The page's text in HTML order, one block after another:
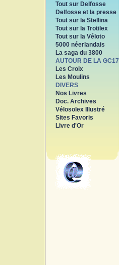
Tout sur Delfosse
Delfosse et la presse
Tout sur la Stellina
Tout sur la Trotilex
Tout sur la Véloto
5000 néerlandais
La saga du 3800
AUTOUR DE LA GC17
Les Croix
Les Moulins
DIVERS
Nos Livres
Doc. Archives
Vélosolex Illustré
Sites Favoris
Livre d'Or